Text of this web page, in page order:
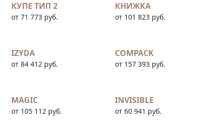
КУПЕ ТИП 2
от 71 773 руб.
КНИЖКА
от 101 823 руб.
IZYDA
от 84 412 руб.
COMPACK
от 157 393 руб.
MAGIC
от 105 112 руб.
INVISIBLE
от 60 941 руб.